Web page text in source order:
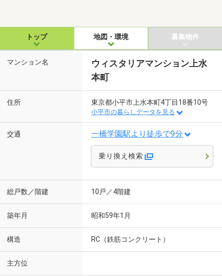
トップ 地図・環境 募集物件
マンション名
ウィスタリアマンション上水
本町
住所 東京都小平市上水本町4丁目18番10号
小平市の暮らしデータを見る
交通 一橋学園駅より徒歩で9分
乗り換え検索
総戸数／階建 10戸／4階建
築年月 昭和59年1月
構造 RC（鉄筋コンクリート）
主方位